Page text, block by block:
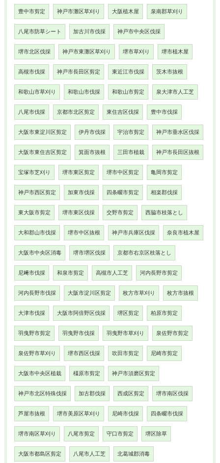
豊中市剪定 神戸市灘区草刈り 大阪植木屋 泉南郡草刈り
八尾市防草シート 加古川市伐採 神戸市中央区伐採
堺市北区伐採 神戸市東灘区草刈り 堺市草刈り 堺市植木屋
高槻市伐採 神戸市長田区剪定 東近江市伐採 茨木市抜根
和歌山市草刈り 和歌山市伐採 和歌山市剪定 泉大津市人工芝
八尾市伐採 京都市北区剪定 東住吉区伐採 豊中市伐採
大阪市東淀川区剪定 伊丹市伐採 宇治市剪定 神戸市垂水区伐採
大阪市東住吉区剪定 箕面市抜根 三田市植栽 神戸市長田区抜根
宝塚市芝刈り 堺市東区剪定 堺市中区剪定 亀岡市剪定
神戸市西区剪定 加東市伐採 四条畷市剪定 相楽郡伐採
東大阪市剪定 堺市東区伐採 交野市剪定 西脇市枝落とし
大和郡山市伐採 堺市中区抜根 神戸市兵庫区伐採 奈良市植木屋
大阪市中央区消毒 堺市堺区伐採 京都市右京区枝落とし
尼﨑市伐採 和泉市剪定 高槻市人工芝 河内長野市剪定
河内長野市伐採 大阪市淀川区剪定 枚方市草刈り 枚方市抜根
大津市伐採 大阪市阿倍野区伐採 堺区剪定 柏原市剪定
羽曳野市剪定 羽曳野市伐採 羽曳野市草刈り 泉佐野市剪定
泉佐野市草刈り 堺市西区伐採 吹田市剪定 尼崎市剪定
大阪市中央区植栽 橿原市剪定 神戸市須磨区剪定
神戸市北区特殊伐採 加古郡伐採 西成区剪定 堺市南区伐採
芦屋市抜根 堺市美原区草刈り 尼崎市伐採 四条畷市伐採
堺市南区草刈り 八尾市剪定 守口市剪定 堺区除草
大阪市都島区剪定 八尾市人工芝 北葛城郡消毒